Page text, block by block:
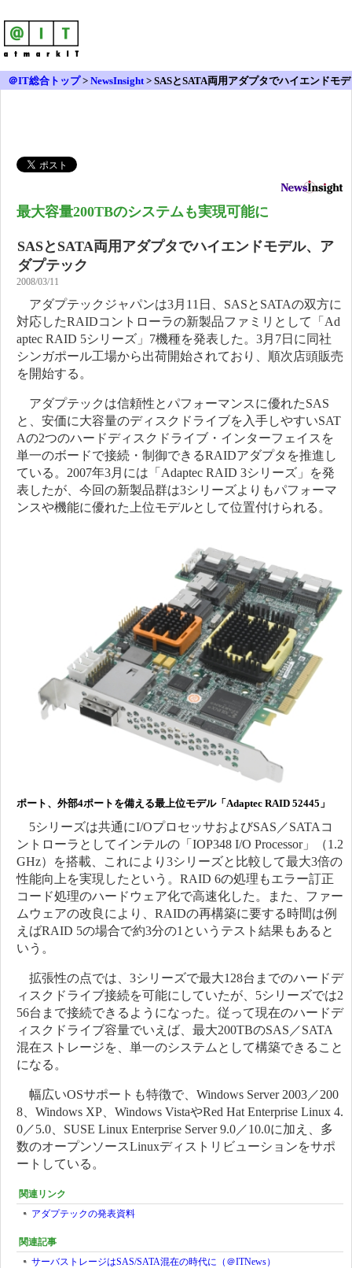
＠IT総合トップ> NewsInsight> SASとSATA両用アダプタでハイエンドモデ
最大容量200TBのシステムも実現可能に
SASとSATA両用アダプタでハイエンドモデル、ア
ダプテック
2008/03/11
アダプテックジャパンは3月11日、SASとSATAの双方に
対応したRAIDコントローラの新製品ファミリとして「Ad
aptec RAID 5シリーズ」7機種を発表した。3月7日に同社
シンガポール工場から出荷開始されており、順次店頭販売
を開始する。
アダプテックは信頼性とパフォーマンスに優れたSAS
と、安価に大容量のディスクドライブを入手しやすいSAT
Aの2つのハードディスクドライブ・インターフェイスを
単一のボードで接続・制御できるRAIDアダプタを推進し
ている。2007年3月には「Adaptec RAID 3シリーズ」を発
表したが、今回の新製品群は3シリーズよりもパフォーマ
ンスや機能に優れた上位モデルとして位置付けられる。
ポート、外部4ポートを備える最上位モデル「Adaptec RAID 52445」
5シリーズは共通にI/OプロセッサおよびSAS／SATAコ
ントローラとしてインテルの「IOP348 I/O Processor」（1.2
GHz）を搭載、これにより3シリーズと比較して最大3倍の
性能向上を実現したという。RAID 6の処理もエラー訂正
コード処理のハードウェア化で高速化した。また、ファー
ムウェアの改良により、RAIDの再構築に要する時間は例
えばRAID 5の場合で約3分の1というテスト結果もあると
いう。
拡張性の点では、3シリーズで最大128台までのハードデ
ィスクドライブ接続を可能にしていたが、5シリーズでは2
56台まで接続できるようになった。従って現在のハードデ
ィスクドライブ容量でいえば、最大200TBのSAS／SATA
混在ストレージを、単一のシステムとして構築できること
になる。
幅広いOSサポートも特徴で、Windows Server 2003／200
8、Windows XP、Windows VistaやRed Hat Enterprise Linux 4.
0／5.0、SUSE Linux Enterprise Server 9.0／10.0に加え、多
数のオープンソースLinuxディストリビューションをサポ
ートしている。
関連リンク
アダプテックの発表資料
関連記事
サーバストレージはSAS/SATA混在の時代に（＠ITNews）